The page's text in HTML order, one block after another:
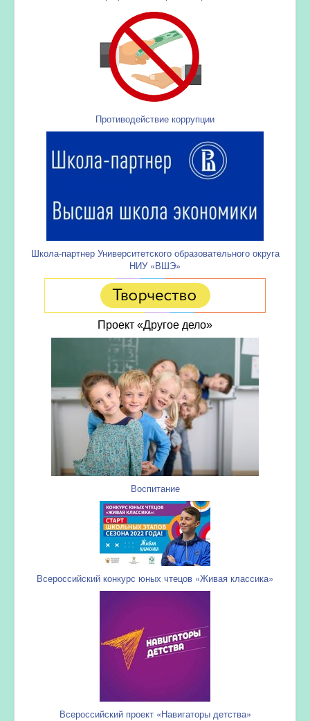
Противодействие коррупции
Школа-партнер Университетского образовательного округа
НИУ «ВШЭ»
Проект «Другое дело»
Воспитание
Всероссийский конкурс юных чтецов «Живая классика»
Всероссийский проект «Навигаторы детства»